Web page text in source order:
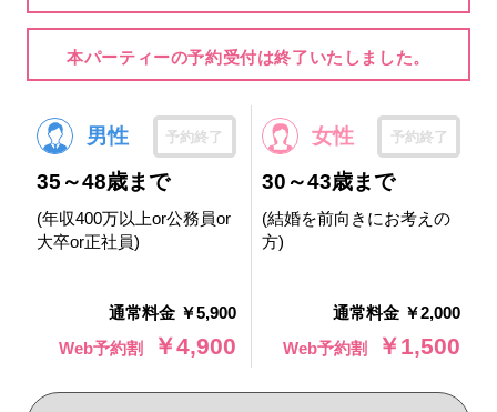
本パーティーの予約受付は終了いたしました。
男性 予約終了
35～48歳まで
(年収400万以上or公務員or
大卒or正社員)
通常料金 ￥5,900
Web予約割
￥4,900
女性 予約終了
30～43歳まで
(結婚を前向きにお考えの
方)
通常料金 ￥2,000
Web予約割
￥1,500